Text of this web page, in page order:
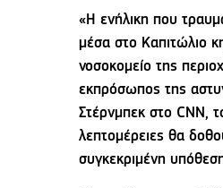
«Η ενήλικη που
μέσα στο Καπιτώλιο
νοσοκομείο της
εκπρόσωπος της
Στέρνμπεκ στο CNN,
λεπτομέρειες θα
συγκεκριμένη